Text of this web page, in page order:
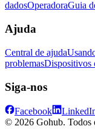
dadosOperadoraGuia
Ajuda
Central de ajuda
problemasDispositivos
Siga-nos
Facebook
© 2026 Gohub. Todos